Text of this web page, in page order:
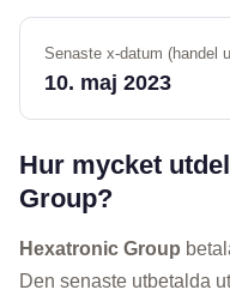
Senaste x-datum (handel
10. maj 2023
Hur mycket
Group?
Hexatronic Group
Den senaste utbetalda